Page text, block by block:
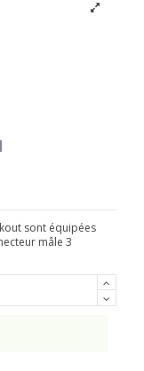
sont équipées
mâle 3